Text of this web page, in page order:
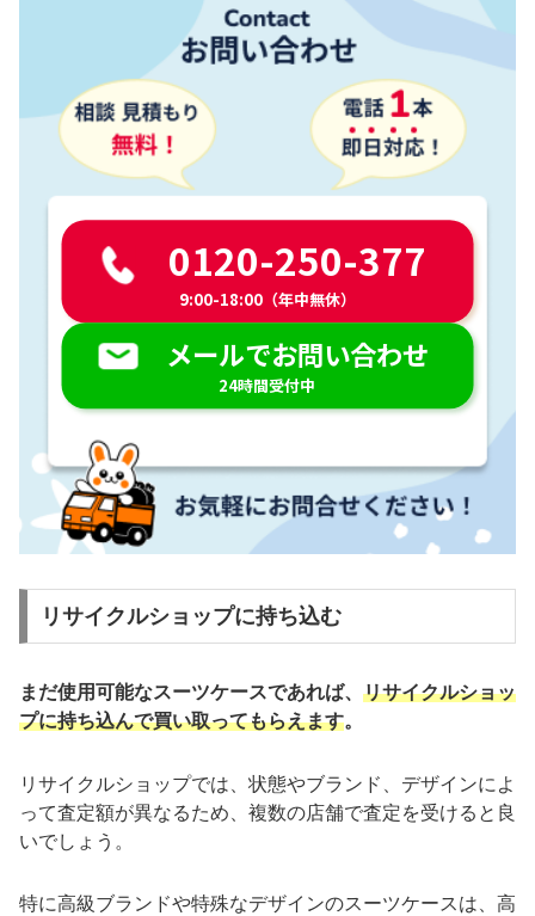
0120-250-377
9:00-18:00（年中無休）
メールでお問い合わせ
24時間受付中
リサイクルショップに持ち込む
まだ使用可能なスーツケースであれば、 リサイクルショッ
プに持ち込んで買い取ってもらえます。
リサイクルショップでは、状態やブランド、デザインによ
って査定額が異なるため、複数の店舗で査定を受けると良
いでしょう。
特に高級ブランドや特殊なデザインのスーツケースは、高